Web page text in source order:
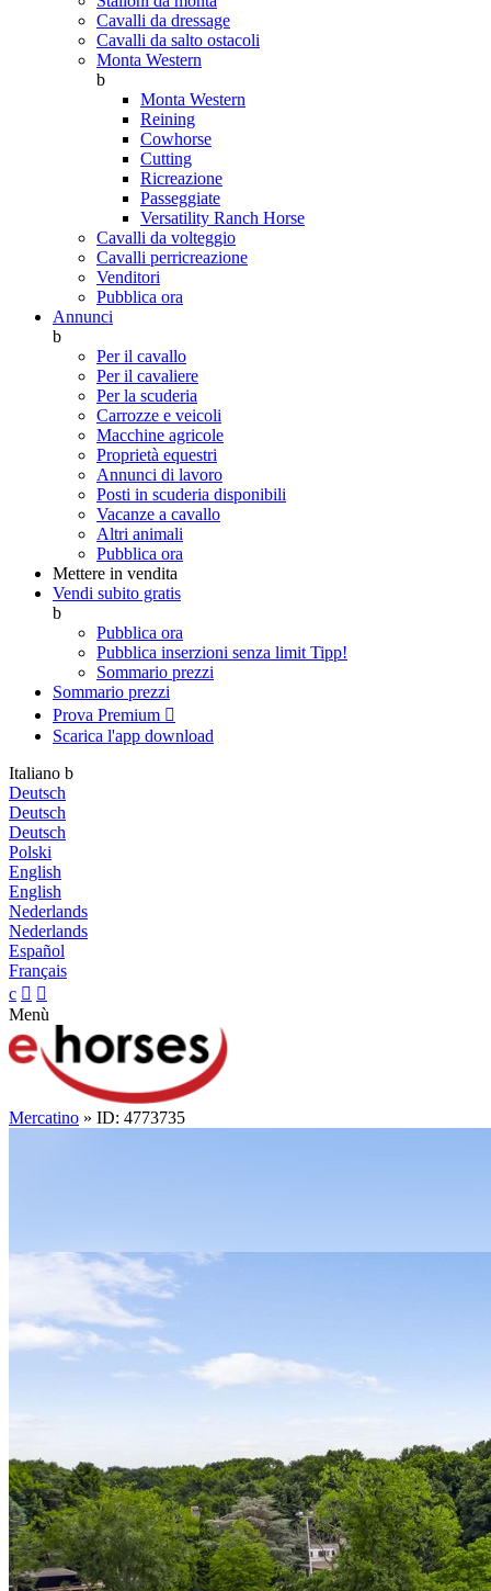
Cavalli da dressage
Cavalli da salto ostacoli
Monta Western
b
Monta Western
Reining
Cowhorse
Cutting
Ricreazione
Passeggiate
Versatility Ranch Horse
Cavalli da volteggio
Cavalli perricreazione
Venditori
Pubblica ora
Annunci
b
Per il cavallo
Per il cavaliere
Per la scuderia
Carrozze e veicoli
Macchine agricole
Proprietà equestri
Annunci di lavoro
Posti in scuderia disponibili
Vacanze a cavallo
Altri animali
Pubblica ora
Mettere in vendita
Vendi subito gratis
b
Pubblica ora
Pubblica inserzioni senza limit Tipp!
Sommario prezzi
Sommario prezzi
Prova Premium 
Scarica l'app download
Italiano b
Deutsch
Deutsch
Deutsch
Polski
English
English
Nederlands
Nederlands
Español
Français
c  
Menù
Mercatino » ID: 4773735